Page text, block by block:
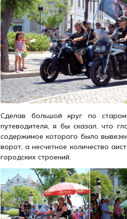
Сделав большой круг по
путеводителя, я бы сказал, что
содержимое которого было
ворот, а несчетное количество
городских строений.